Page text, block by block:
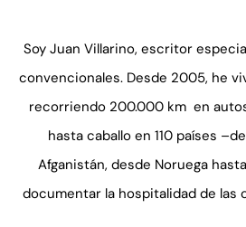
Soy Juan Villarino, escritor
convencionales. Desde 2005, he
recorriendo 200.000 km en
hasta caballo en 110 países
Afganistán, desde Noruega
documentar la hospitalidad de las